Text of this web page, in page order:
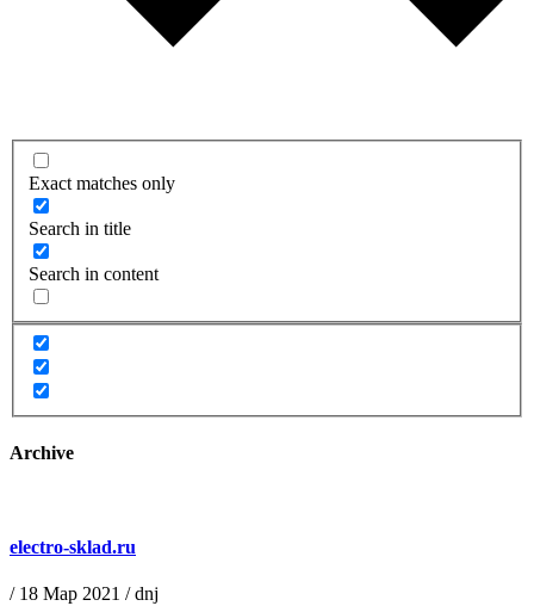
Exact matches only
Search in title
Search in content
Archive
electro-sklad.ru
/ 18 Мар 2021 / dnj